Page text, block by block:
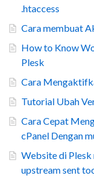
.htaccess
Cara membuat
How to Know
Plesk
Cara
Tutorial Ubah
Cara Cepat
cPanel Dengan
Website di Plesk
upstream sent